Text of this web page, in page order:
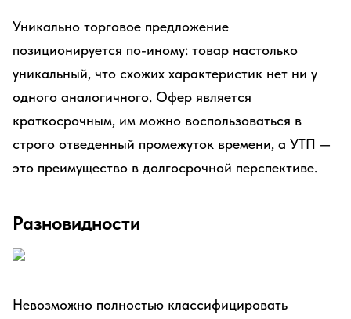
Уникально торговое предложение
позиционируется по-иному: товар настолько
уникальный, что схожих характеристик нет ни у
одного аналогичного. Офер является
краткосрочным, им можно воспользоваться в
строго отведенный промежуток времени, а УТП —
это преимущество в долгосрочной перспективе.
Разновидности
Невозможно полностью классифицировать